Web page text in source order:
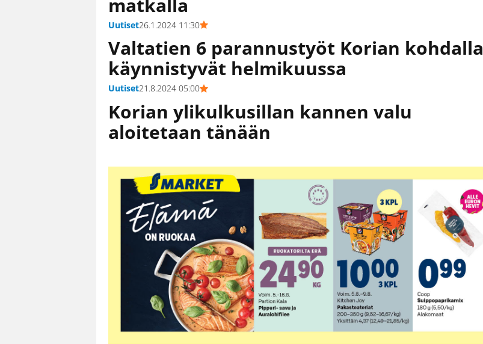
matkalla
Uutiset26.1.2024 11:30
Valtatien 6 parannustyöt Korian kohdalla
käynnistyvät helmikuussa
Uutiset21.8.2024 05:00
Korian ylikulkusillan kannen valu
aloitetaan tänään